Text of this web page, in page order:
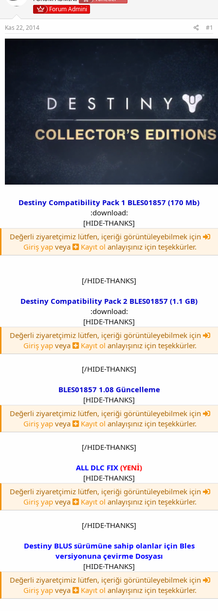
Forum Admini
Kas 22, 2014 #1
Destiny Compatibility Pack 1 BLES01857 (170 Mb)
:download:
[HIDE-THANKS]
Değerli ziyaretçimiz lütfen, içeriği görüntüleyebilmek için
Giriş yap veya Kayıt ol anlayışınız için teşekkürler.
[/HIDE-THANKS]
Destiny Compatibility Pack 2 BLES01857 (1.1 GB)
:download:
[HIDE-THANKS]
Değerli ziyaretçimiz lütfen, içeriği görüntüleyebilmek için
Giriş yap veya Kayıt ol anlayışınız için teşekkürler.
[/HIDE-THANKS]
BLES01857 1.08 Güncelleme
[HIDE-THANKS]
Değerli ziyaretçimiz lütfen, içeriği görüntüleyebilmek için
Giriş yap veya Kayıt ol anlayışınız için teşekkürler.
[/HIDE-THANKS]
ALL DLC FIX (YENİ)
[HIDE-THANKS]
Değerli ziyaretçimiz lütfen, içeriği görüntüleyebilmek için
Giriş yap veya Kayıt ol anlayışınız için teşekkürler.
[/HIDE-THANKS]
Destiny BLUS sürümüne sahip olanlar için Bles
versiyonuna çevirme Dosyası
[HIDE-THANKS]
Değerli ziyaretçimiz lütfen, içeriği görüntüleyebilmek için
Giriş yap veya Kayıt ol anlayışınız için teşekkürler.